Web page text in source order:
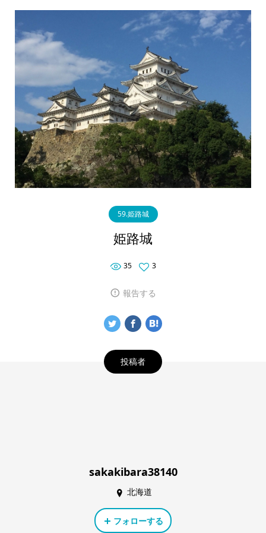
59.姫路城
姫路城
35 3
報告する
投稿者
sakakibara38140
北海道
フォローする